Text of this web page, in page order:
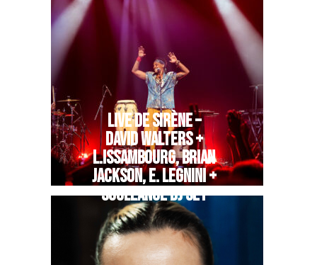
LIVE DE SIRÈNE –
DAVID WALTERS +
L.ISSAMBOURG, BRIAN
JACKSON, E. LEGNINI +
SOULEANCE DJ SET